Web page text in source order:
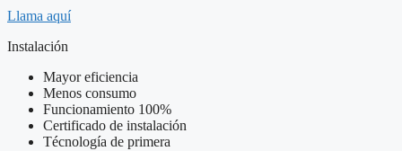
Llama aquí
Instalación
Mayor eficiencia
Menos consumo
Funcionamiento 100%
Certificado de instalación
Técnología de primera